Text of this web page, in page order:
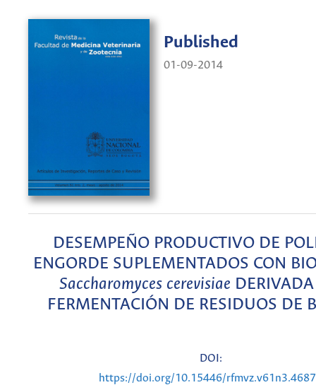
Published
01-09-2014
DESEMPEÑO PRODUCTIVO DE
ENGORDE SUPLEMENTADOS CON
Saccharomyces cerevisiae
FERMENTACIÓN DE RESIDUOS DE
DOI:
https://doi.org/10.15446/